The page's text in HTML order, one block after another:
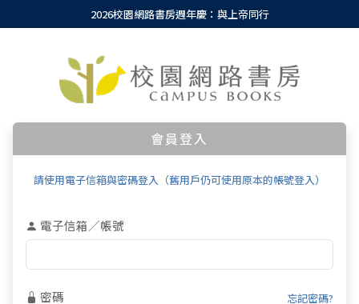
2026校園網路書房週年慶：與上帝同行
會員登入
請使用電子信箱與密碼登入（舊用戶仍可使用原本的帳號登入）
電子信箱／帳號
密碼 忘記密碼?